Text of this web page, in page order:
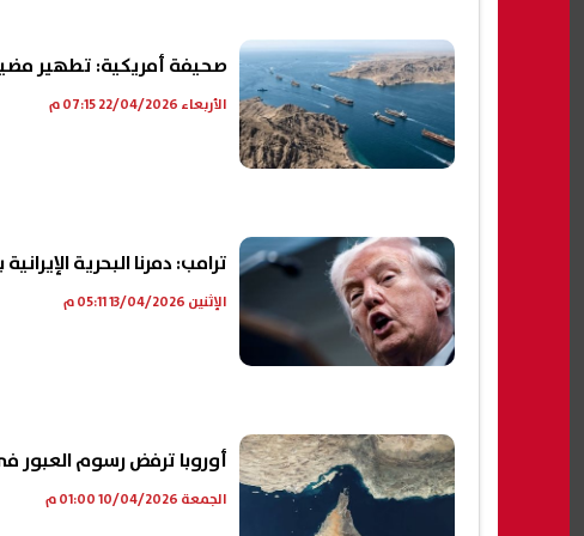
صحيفة أمريكية: تطهير مضيق
الأربعاء 22/04/2026 07:15 م
ترامب: دمرنا البحرية
الإثنين 13/04/2026 05:11 م
أوروبا ترفض رسوم العبور
الجمعة 10/04/2026 01:00 م